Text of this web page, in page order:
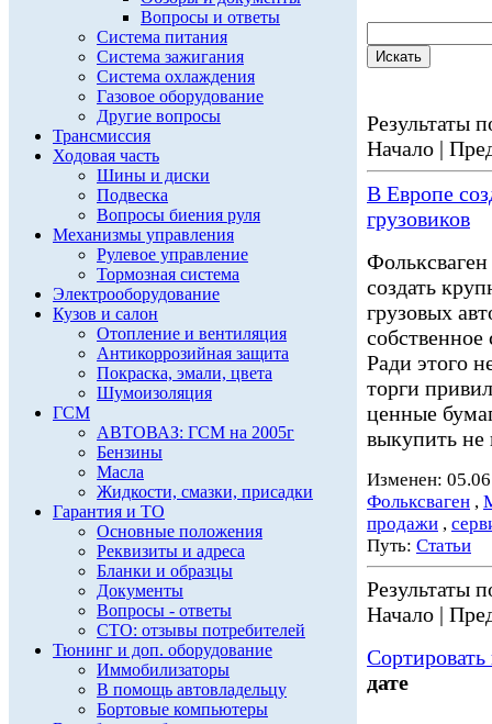
Вопросы и ответы
Система питания
Система зажигания
Система охлаждения
Газовое оборудование
Другие вопросы
Трансмиссия
Ходовая часть
Шины и диски
Подвеска
Вопросы биения руля
Механизмы управления
Рулевое управление
Тормозная система
Электрооборудование
Кузов и салон
Отопление и вентиляция
Антикоррозийная защита
Покраска, эмали, цвета
Шумоизоляция
ГСМ
АВТОВАЗ: ГСМ на 2005г
Бензины
Масла
Жидкости, смазки, присадки
Гарантия и ТО
Основные положения
Реквизиты и адреса
Бланки и образцы
Документы
Вопросы - ответы
СТО: отзывы потребителей
Тюнинг и доп. оборудование
Иммобилизаторы
В помощь автовладельцу
Бортовые компьютеры
Результаты
Начало |
В Европе
грузовиков
создать
грузовых
собственное
Ради этого
торги
ценные
выкупить
Изменен:
Фольксваген ,
продажи ,
Путь: Статьи
Результаты
Начало |
дате